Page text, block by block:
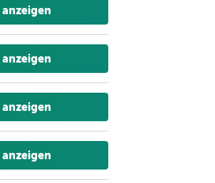
anzeigen
anzeigen
anzeigen
anzeigen